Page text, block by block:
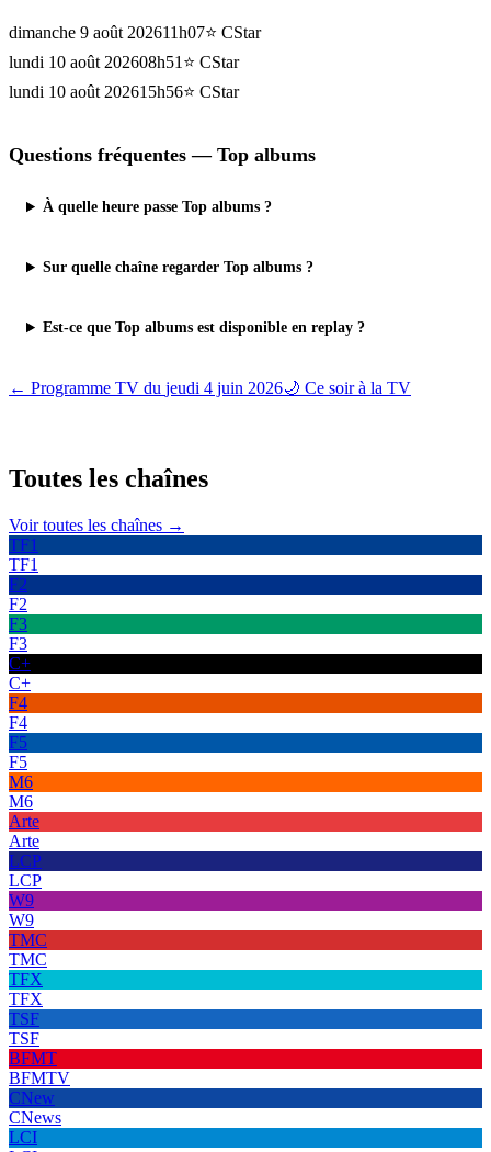
dimanche 9 août 202611h07⭐ CStar
lundi 10 août 202608h51 ⭐ CStar
lundi 10 août 202615h56⭐ CStar
Questions fréquentes — Top albums
À quelle heure passe Top albums ?
Sur quelle chaîne regarder Top albums ?
Est-ce que Top albums est disponible en replay ?
← Programme TV du jeudi 4 juin 2026🌙 Ce soir à la TV
Toutes les chaînes
Voir toutes les chaînes →
TF1
TF1
F2
F2
F3
F3
C+
C+
F4
F4
F5
F5
M6
M6
Arte
Arte
LCP
LCP
W9
W9
TMC
TMC
TFX
TFX
TSF
TSF
BFMT
BFMTV
CNew
CNews
LCI